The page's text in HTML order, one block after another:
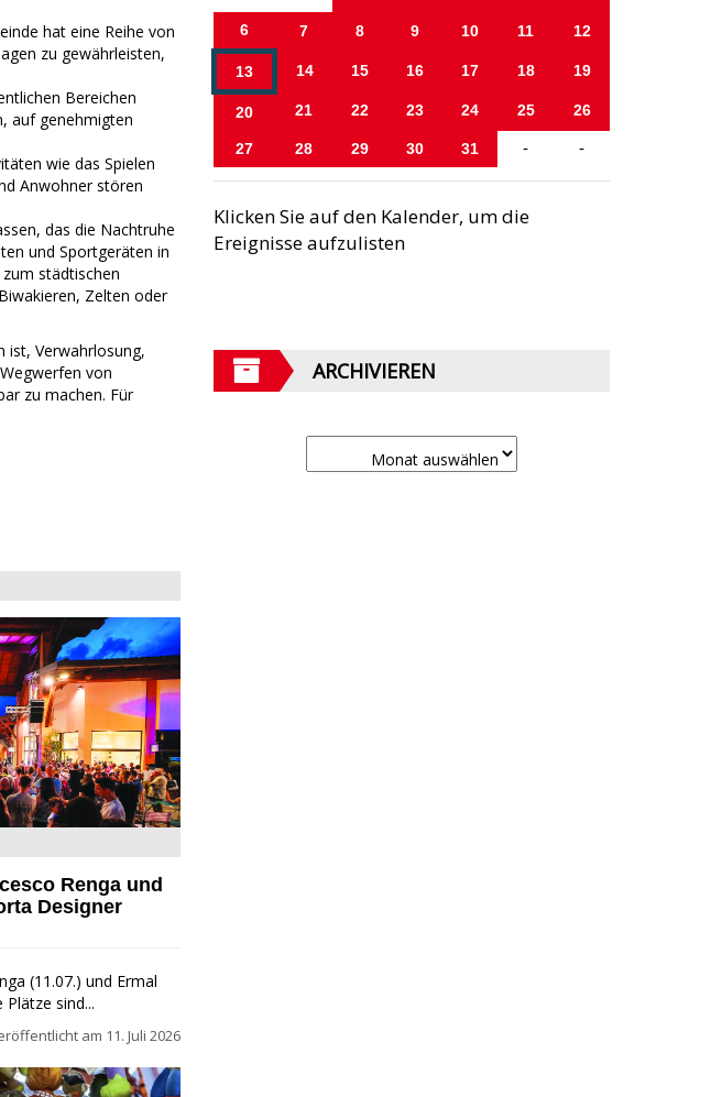
hat eine Reihe von
zu gewährleisten,
Bereichen
auf genehmigten
wie das Spielen
Anwohner stören
das die Nachtruhe
und Sportgeräten in
städtischen
Zelten oder
ist, Verwahrlosung,
von
zu machen. Für
Village
Renga und
Designer
(11.07.) und Ermal
sind...
am 11. Juli 2026
6 7 8 9 10 11 12
13 14 15 16 17 18 19
20 21 22 23 24 25 26
27 28 29 30 31 - -
Klicken Sie auf den Kalender, um die
Ereignisse aufzulisten
ARCHIVIEREN